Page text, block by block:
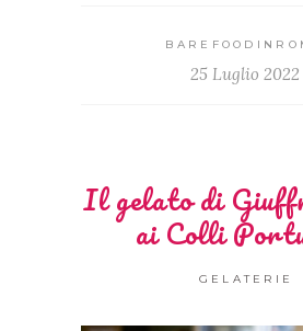
25 Luglio 2022
Il gelato di
ai Colli
GELATERIE